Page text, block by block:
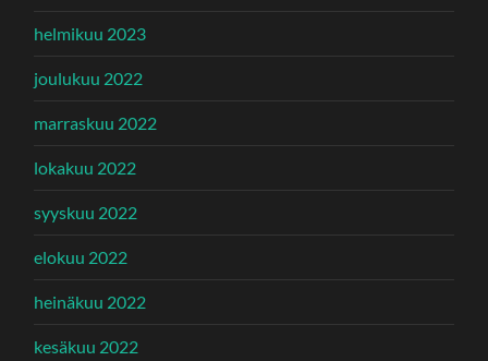
helmikuu 2023
joulukuu 2022
marraskuu 2022
lokakuu 2022
syyskuu 2022
elokuu 2022
heinäkuu 2022
kesäkuu 2022